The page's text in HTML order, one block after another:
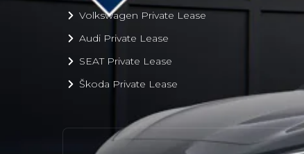
Volkswagen Private Lease
Audi Private Lease
SEAT Private Lease
Škoda Private Lease